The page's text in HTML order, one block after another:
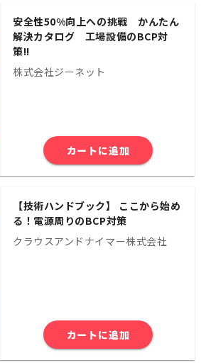
安全性50%向上への挑戦 かんたん
解決カタログ 工場設備のBCP対
策!!
株式会社ジーネット
カートに追加
【技術ハンドブック】 ここから始め
る！電源周りのBCP対策
クラウスアンドナイマー株式会社
カートに追加